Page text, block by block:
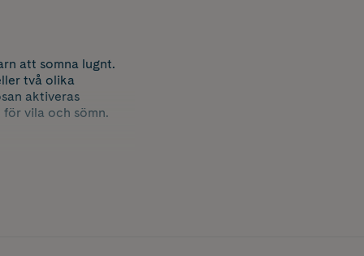
att somna lugnt.
två olika
aktiveras
vila och sömn.